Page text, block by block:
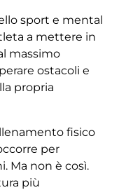
sport e mental
a mettere in
massimo
ostacoli e
propria
fisico
per
Ma non è così.
più